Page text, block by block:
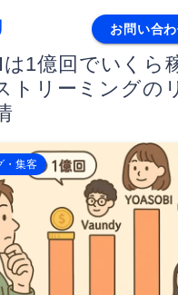
お問い合
1億回でいくら
トリーミングの
・集客